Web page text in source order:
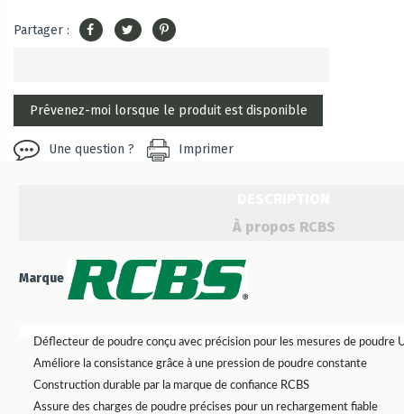
Partager :
Une question ? Imprimer
À propos RCBS
Marque
Déflecteur de poudre conçu avec précision pour les mesures de poudre
Améliore la consistance grâce à une pression de poudre constante
Construction durable par la marque de confiance RCBS
Assure des charges de poudre précises pour un rechargement fiable